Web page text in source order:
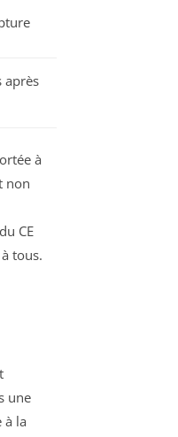
après
à
non
CE
tous.
une
à la